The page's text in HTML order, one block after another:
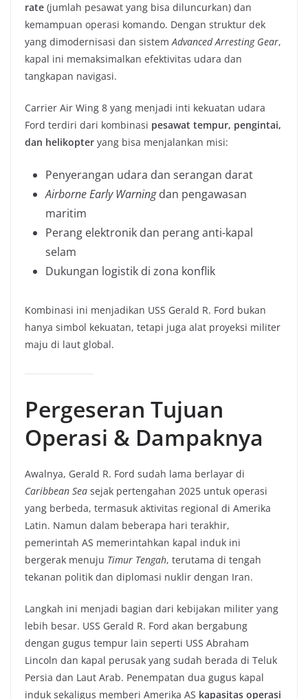
rate (jumlah pesawat yang bisa diluncurkan) dan
kemampuan operasi komando. Dengan struktur dek
yang dimodernisasi dan sistemAdvanced Arresting Gear,
kapal ini memaksimalkan efektivitas udara dan
tangkapan navigasi.
Carrier Air Wing 8 yang menjadi inti kekuatan udara
Ford terdiri dari kombinasi pesawat tempur, pengintai,
dan helikopter yang bisa menjalankan misi:
Penyerangan udara dan serangan darat
Airborne Early Warningdan pengawasan
maritim
Perang elektronik dan perang anti-kapal
selam
Dukungan logistik di zona konflik
Kombinasi ini menjadikan USS Gerald R. Ford bukan
hanya simbol kekuatan, tetapi juga alat proyeksi militer
maju di laut global.
Pergeseran Tujuan
Operasi & Dampaknya
Awalnya, Gerald R. Ford sudah lama berlayar di
Caribbean Sea sejak pertengahan 2025 untuk operasi
yang berbeda, termasuk aktivitas regional di Amerika
Latin. Namun dalam beberapa hari terakhir,
pemerintah AS memerintahkan kapal induk ini
bergerak menuju Timur Tengah, terutama di tengah
tekanan politik dan diplomasi nuklir dengan Iran.
Langkah ini menjadi bagian dari kebijakan militer yang
lebih besar. USS Gerald R. Ford akan bergabung
dengan gugus tempur lain seperti USS Abraham
Lincoln dan kapal perusak yang sudah berada di Teluk
Persia dan Laut Arab. Penempatan dua gugus kapal
induk sekaligus memberi Amerika AS kapasitas operasi